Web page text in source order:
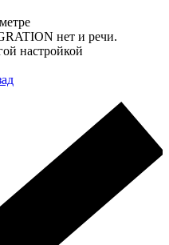
нет и речи.
настройкой